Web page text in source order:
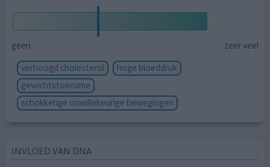
geen
zeer veel
verhoogd cholesterol
hoge bloeddruk
gewichtstoename
schokkerige onwillekeurige bewegingen
INVLOED VAN DNA